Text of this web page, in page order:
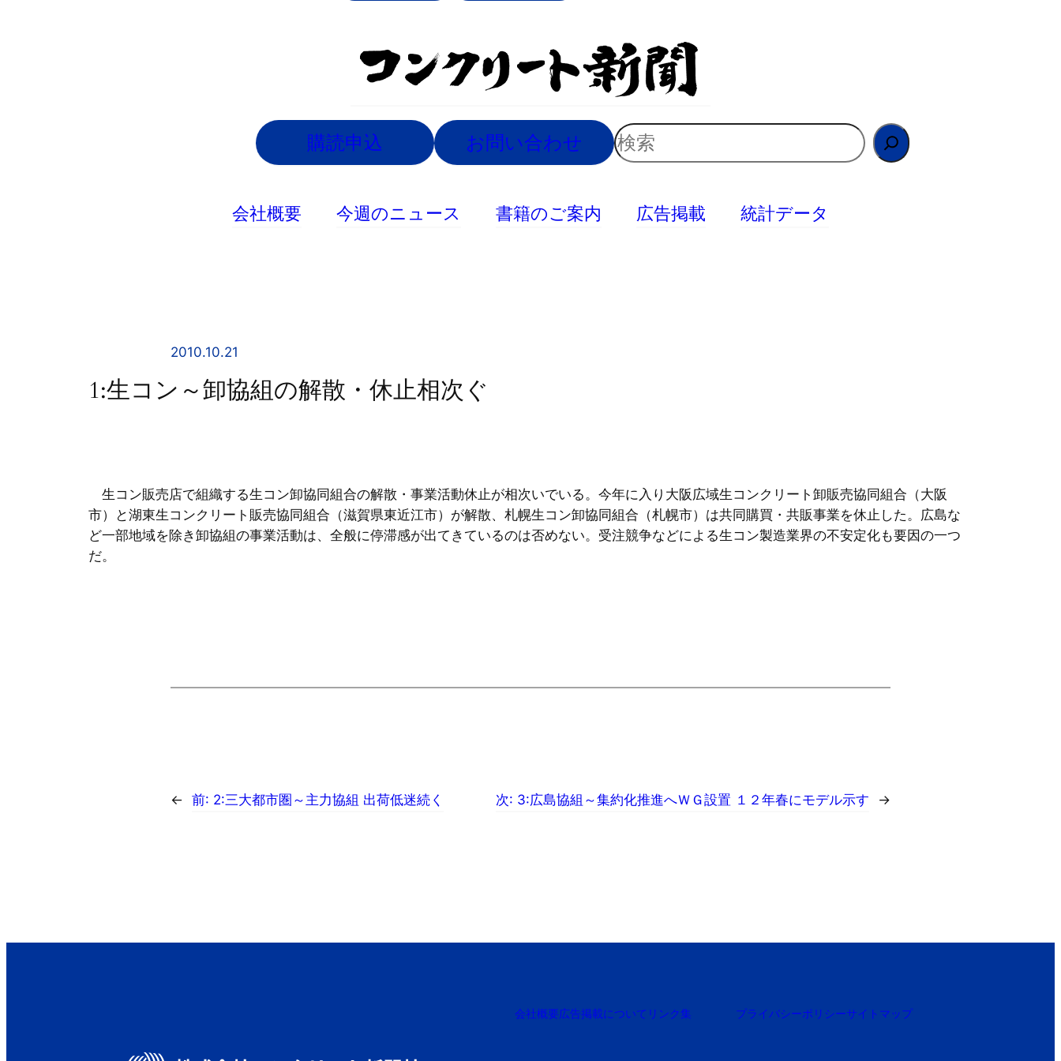
購読申込 お問い合わせ
検
索
会社概要 今週のニュース 書籍のご案内 広告掲載 統計データ
2010.10.21
1:生コン～卸協組の解散・休止相次ぐ
生コン販売店で組織する生コン卸協同組合の解散・事業活動休止が相次いでいる。今年に入り大阪広域生コンクリート卸販売協同組合（大阪
市）と湖東生コンクリート販売協同組合（滋賀県東近江市）が解散、札幌生コン卸協同組合（札幌市）は共同購買・共販事業を休止した。広島な
ど一部地域を除き卸協組の事業活動は、全般に停滞感が出てきているのは否めない。受注競争などによる生コン製造業界の不安定化も要因の一つ
だ。
← 前: 2:三大都市圏～主力協組 出荷低迷続く 次: 3:広島協組～集約化推進へＷＧ設置 １２年春にモデル示す →
会社概要広告掲載について リンク集 プライバシーポリシーサイトマップ